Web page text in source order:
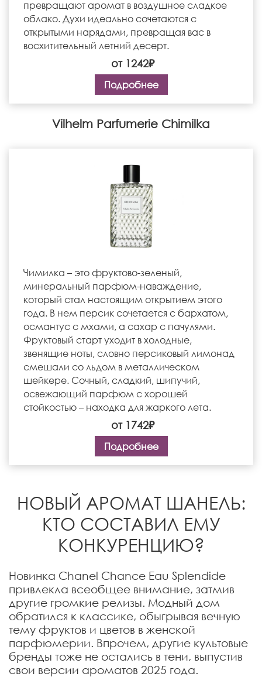
превращают аромат в воздушное сладкое
облако. Духи идеально сочетаются с
открытыми нарядами, превращая вас в
восхитительный летний десерт.
от 1242₽
Подробнее
Vilhelm Parfumerie Chimilka
Чимилка – это фруктово-зеленый,
минеральный парфюм-наваждение,
который стал настоящим открытием этого
года. В нем персик сочетается с бархатом,
османтус с мхами, а сахар с пачулями.
Фруктовый старт уходит в холодные,
звенящие ноты, словно персиковый лимонад
смешали со льдом в металлическом
шейкере. Сочный, сладкий, шипучий,
освежающий парфюм с хорошей
стойкостью – находка для жаркого лета.
от 1742₽
Подробнее
НОВЫЙ АРОМАТ ШАНЕЛЬ:
КТО СОСТАВИЛ ЕМУ
КОНКУРЕНЦИЮ?
Новинка Chanel Chance Eau Splendide
привлекла всеобщее внимание, затмив
другие громкие релизы. Модный дом
обратился к классике, обыгрывая вечную
тему фруктов и цветов в женской
парфюмерии. Впрочем, другие культовые
бренды тоже не остались в тени, выпустив
свои версии ароматов 2025 года.